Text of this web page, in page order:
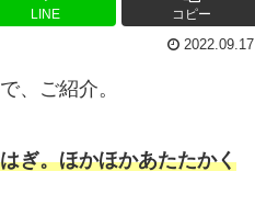
LINE コピー
2022.09.17
、ご紹介。
ぎ。ほかほかあたたかく